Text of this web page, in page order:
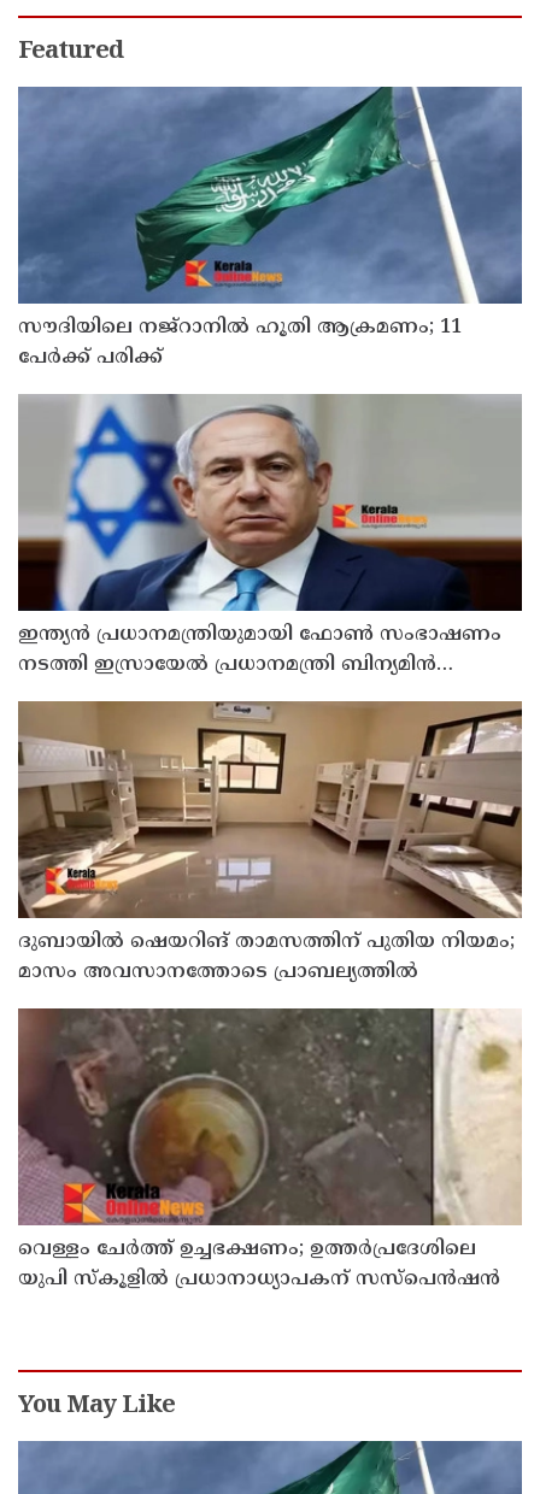
Featured
സൗദിയിലെ നജ്റാനില്‍ ഹൂതി ആക്രമണം; 11
പേര്‍ക്ക് പരിക്ക്
ഇന്ത്യൻ പ്രധാനമന്ത്രിയുമായി ഫോൺ സംഭാഷണം
നടത്തി ഇസ്രായേൽ പ്രധാനമന്ത്രി ബിന‍്യമിൻ
ദുബായില്‍ ഷെയറിങ് താമസത്തിന് പുതിയ നിയമം;
മാസം അവസാനത്തോടെ പ്രാബല്യത്തില്‍
വെള്ളം ചേര്‍ത്ത് ഉച്ചഭക്ഷണം; ഉത്തര്‍പ്രദേശിലെ
യുപി സ്‌കൂളില്‍ പ്രധാനാധ്യാപകന് സസ്‌പെന്‍ഷന്‍
You May Like